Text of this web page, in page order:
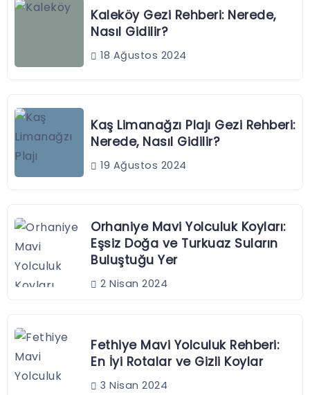
Kaleköy Gezi Rehberi: Nerede,
Nasıl Gidilir?
18 Ağustos 2024
Kaş Limanağzı Plajı Gezi Rehberi:
Nerede, Nasıl Gidilir?
19 Ağustos 2024
Orhaniye Mavi Yolculuk Koyları:
Eşsiz Doğa ve Turkuaz Suların
Buluştuğu Yer
2 Nisan 2024
Fethiye Mavi Yolculuk Rehberi:
En İyi Rotalar ve Gizli Koylar
3 Nisan 2024